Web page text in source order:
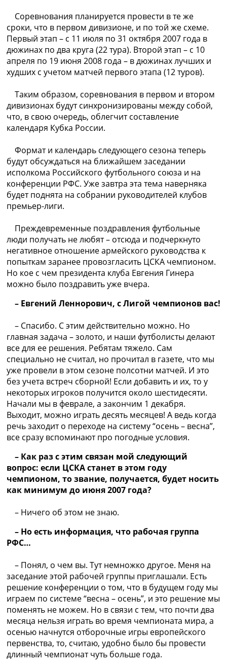
Соревнования планируется провести в те же
сроки, что в первом дивизионе, и по той же схеме.
Первый этап – с 11 июля по 31 октября 2007 года в
дюжинах по два круга (22 тура). Второй этап – с 10
апреля по 19 июня 2008 года – в дюжинах лучших и
худших с учетом матчей первого этапа (12 туров).
Таким образом, соревнования в первом и втором
дивизионах будут синхронизированы между собой,
что, в свою очередь, облегчит составление
календаря Кубка России.
Формат и календарь следующего сезона теперь
будут обсуждаться на ближайшем заседании
исполкома Российского футбольного союза и на
конференции РФС. Уже завтра эта тема наверняка
будет поднята на собрании руководителей клубов
премьер-лиги.
Преждевременные поздравления футбольные
люди получать не любят – отсюда и подчеркнуто
негативное отношение армейского руководства к
попыткам заранее провозгласить ЦСКА чемпионом.
Но кое с чем президента клуба Евгения Гинера
можно было поздравить уже вчера.
– Евгений Леннорович, с Лигой чемпионов вас!
– Спасибо. С этим действительно можно. Но
главная задача – золото, и наши футболисты делают
все для ее решения. Ребятам тяжело. Сам
специально не считал, но прочитал в газете, что мы
уже провели в этом сезоне полсотни матчей. И это
без учета встреч сборной! Если добавить и их, то у
некоторых игроков получится около шестидесяти.
Начали мы в феврале, а закончим 1 декабря.
Выходит, можно играть десять месяцев! А ведь когда
речь заходит о переходе на систему “осень – весна”,
все сразу вспоминают про погодные условия.
– Как раз с этим связан мой следующий
вопрос: если ЦСКА станет в этом году
чемпионом, то звание, получается, будет носить
как минимум до июня 2007 года?
– Ничего об этом не знаю.
– Но есть информация, что рабочая группа
РФС…
– Понял, о чем вы. Тут немножко другое. Меня на
заседание этой рабочей группы приглашали. Есть
решение конференции о том, что в будущем году мы
играем по системе “весна – осень”, и это решение мы
поменять не можем. Но в связи с тем, что почти два
месяца нельзя играть во время чемпионата мира, а
осенью начнутся отборочные игры европейского
первенства, то, считаю, удобно было бы провести
длинный чемпионат чуть больше года.